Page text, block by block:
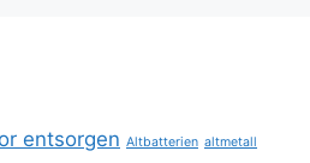
entsorgen Altbatterien altmetall